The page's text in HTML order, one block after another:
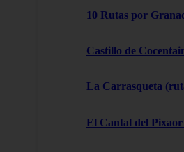
10 Rutas por
Castillo de
La Carrasqueta
El Cantal del